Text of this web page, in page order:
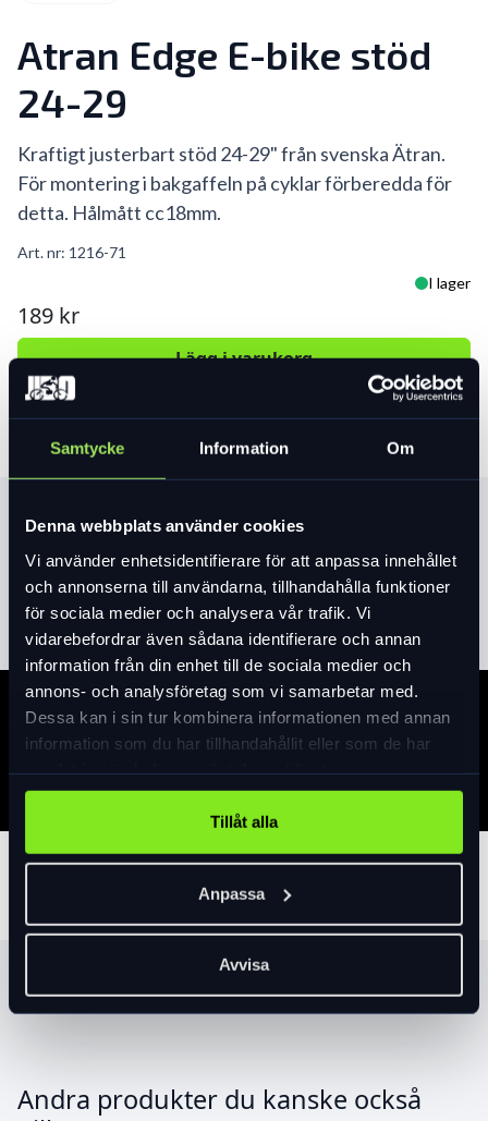
Samtycke Information Om
Denna webbplats använder cookies
Vi använder enhetsidentifierare för att anpassa innehållet
och annonserna till användarna, tillhandahålla funktioner
för sociala medier och analysera vår trafik. Vi
vidarebefordrar även sådana identifierare och annan
information från din enhet till de sociala medier och
annons- och analysföretag som vi samarbetar med.
Dessa kan i sin tur kombinera informationen med annan
information som du har tillhandahållit eller som de har
Tillåt alla
Anpassa
Avvisa
Atran Edge E-bike stöd
24-29
Kraftigt justerbart stöd 24-29" från svenska Ätran.
För montering i bakgaffeln på cyklar förberedda för
detta. Hålmått cc18mm.
Art. nr: 1216-71
I lager
189 kr
Lägg i varukorg
Produktinformation
Läs merexpand_more
Specifikation
Produktrekommendationer
Andra produkter du kanske också